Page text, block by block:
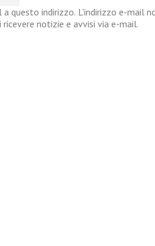
questo indirizzo. L'indirizzo e-mail
notizie e avvisi via e-mail.